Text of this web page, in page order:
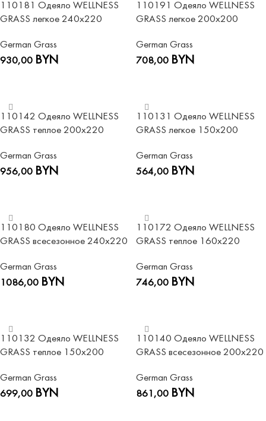
110181 Одеяло WELLNESS
GRASS легкое 240х220
German Grass
930,00 BYN
110191 Одеяло WELLNESS
GRASS легкое 200х200
German Grass
708,00 BYN
110142 Одеяло WELLNESS
GRASS теплое 200х220
German Grass
956,00 BYN
110131 Одеяло WELLNESS
GRASS легкое 150х200
German Grass
564,00 BYN
110180 Одеяло WELLNESS
GRASS всесезонное 240х220
German Grass
1086,00 BYN
110172 Одеяло WELLNESS
GRASS теплое 160х220
German Grass
746,00 BYN
110132 Одеяло WELLNESS
GRASS теплое 150х200
German Grass
699,00 BYN
110140 Одеяло WELLNESS
GRASS всесезонное 200х220
German Grass
861,00 BYN